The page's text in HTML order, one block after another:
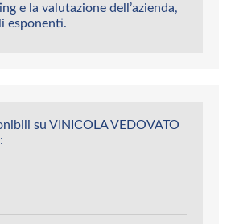
e la valutazione dell’azienda,
esponenti.
su VINICOLA VEDOVATO